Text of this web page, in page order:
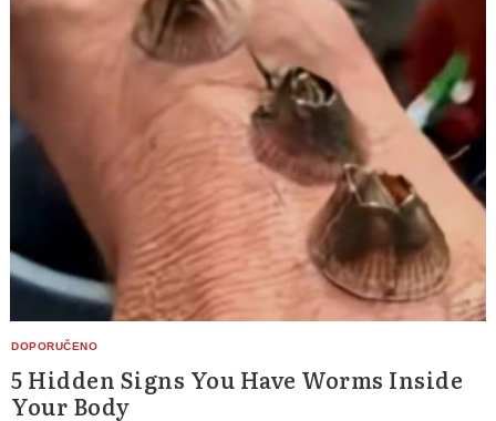
5 Hidden Signs You Have Worms Inside
Your Body